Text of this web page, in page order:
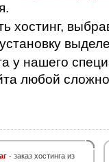
хостинг,
у нашего
любой
- заказ хостинга из